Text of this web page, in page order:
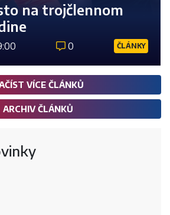
na trojčlennom
0 ČLÁNKY
VÍCE ČLÁNKŮ
ARCHIV ČLÁNKŮ